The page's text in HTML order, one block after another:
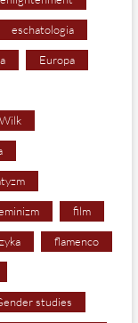
eschatologia
Europa
film
flamenco
studies